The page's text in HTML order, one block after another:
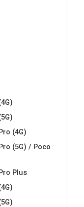
(4G)
(5G) / Poco
Plus